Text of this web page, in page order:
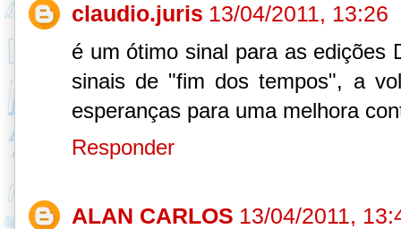
claudio.juris 13/04/2011, 13:26
é um ótimo sinal para as edições
sinais de "fim dos tempos", a
esperanças para uma melhora
Responder
ALAN CARLOS 13/04/2011,